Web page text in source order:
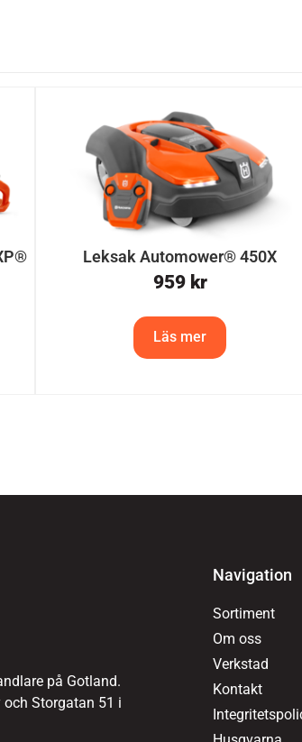
Leksak Automower® 450X
959 kr
Läs mer
på Gotland.
Storgatan 51 i
Navigation
Sortiment
Om oss
Verkstad
Kontakt